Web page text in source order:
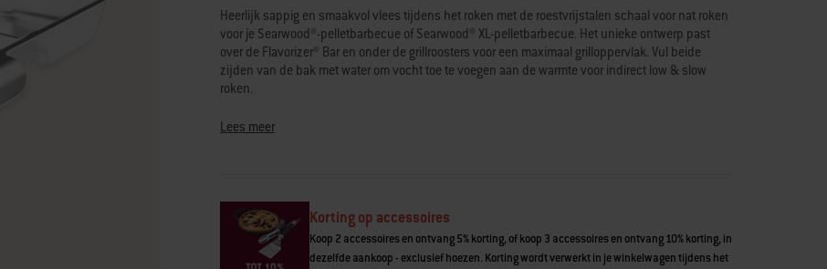
scorewaarde.
Read
14
Reviews.
Dezelfde
paginalink.
Heerlijk sappig en smaakvol vlees tijdens het roken met de roestvrijstalen schaal voor nat roken
voor je Searwood®-pelletbarbecue of Searwood® XL-pelletbarbecue. Het unieke ontwerp past
over de Flavorizer® Bar en onder de grillroosters voor een maximaal grilloppervlak. Vul beide
zijden van de bak met water om vocht toe te voegen aan de warmte voor indirect low & slow
roken.
• Geschikt voor Searwood®-pelletbarbecue en Searwood® XL-pelletbarbecue
• Duurzame constructie van roestvrij staal
Lees meer
Korting op accessoires
Koop 2 accessoires en ontvang 5% korting, of koop 3 accessoires en ontvang 10% korting, in
dezelfde aankoop - exclusief hoezen. Korting wordt verwerkt in je winkelwagen tijdens het